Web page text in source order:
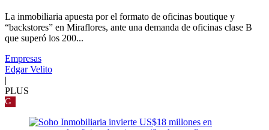
La inmobiliaria apuesta por el formato de oficinas boutique y
“backstores” en Miraflores, ante una demanda de oficinas clase B
que superó los 200...
Empresas
Edgar Velito
|
PLUS
G